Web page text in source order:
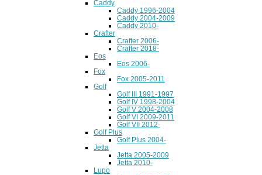
Caddy
Caddy 1996-2004
Caddy 2004-2009
Caddy 2010-
Crafter
Crafter 2006-
Crafter 2018-
Eos
Eos 2006-
Fox
Fox 2005-2011
Golf
Golf III 1991-1997
Golf IV 1998-2004
Golf V 2004-2008
Golf VI 2009-2011
Golf VII 2012-
Golf Plus
Golf Plus 2004-
Jetta
Jetta 2005-2009
Jetta 2010-
Lupo